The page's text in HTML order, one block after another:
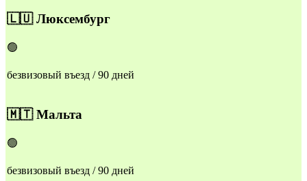
🇱🇺Люксембург
🟢
безвизовый въезд / 90 дней
🇲🇹Мальта
🟢
безвизовый въезд / 90 дней